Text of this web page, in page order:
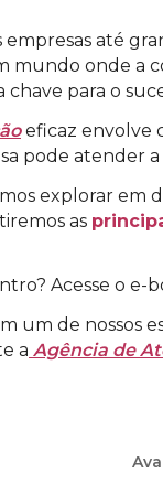
até
mundo onde a
chave para o
eficaz envolve
pode atender
explorar em
as
Acesse o e-
um de nossos
a Agência de